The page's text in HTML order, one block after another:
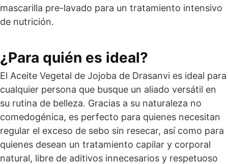
mascarilla pre-lavado para un tratamiento intensivo
de nutrición.
¿Para quién es ideal?
El Aceite Vegetal de Jojoba de Drasanvi es ideal para
cualquier persona que busque un aliado versátil en
su rutina de belleza. Gracias a su naturaleza no
comedogénica, es perfecto para quienes necesitan
regular el exceso de sebo sin resecar, así como para
quienes desean un tratamiento capilar y corporal
natural, libre de aditivos innecesarios y respetuoso